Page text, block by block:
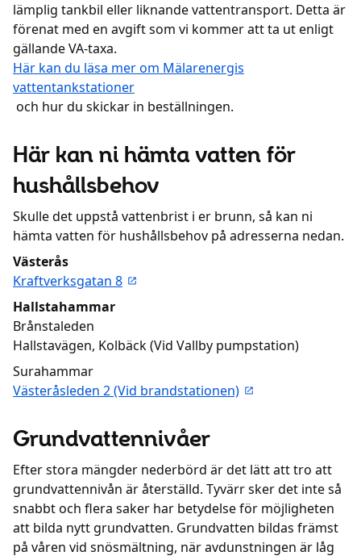
lämplig tankbil eller liknande vattentransport. Detta är
förenat med en avgift som vi kommer att ta ut enligt
gällande VA-taxa.
Här kan du läsa mer om Mälarenergis
vattentankstationer
och hur du skickar in beställningen.
Här kan ni hämta vatten för
hushållsbehov
Skulle det uppstå vattenbrist i er brunn, så kan ni
hämta vatten för hushållsbehov på adresserna nedan.
Västerås
Kraftverksgatan 8
Hallstahammar
Brånstaleden
Hallstavägen, Kolbäck (Vid Vallby pumpstation)
Surahammar
Västeråsleden 2 (Vid brandstationen)
Grundvattennivåer
Efter stora mängder nederbörd är det lätt att tro att
grundvattennivån är återställd. Tyvärr sker det inte så
snabbt och flera saker har betydelse för möjligheten
att bilda nytt grundvatten. Grundvatten bildas främst
på våren vid snösmältning, när avdunstningen är låg